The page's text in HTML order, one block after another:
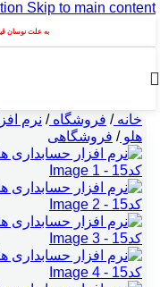
Skip to main content
به علت نوسان
خانه/ فروشگاه/ نرم
هلو/ فروشگاهی